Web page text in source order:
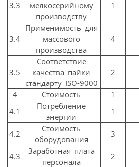
3.3
мелкосерийному
производству
1
3.4
Применимость для
массового
производства
4
3.5
Соответствие
качества пайки
стандарту ISO-9000
2
4 Стоимость 1
4.1
Потребление
энергии
1
4.2
Стоимость
оборудования
3
4.3
Заработная плата
персонала
2